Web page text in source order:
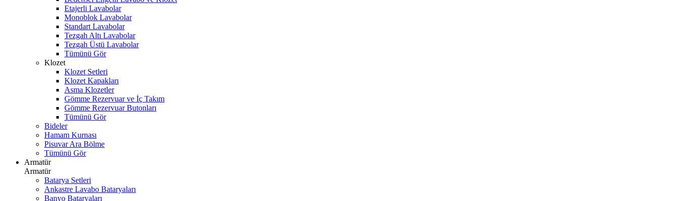
Etajerli Lavabolar
Monoblok Lavabolar
Standart Lavabolar
Tezgah Altı Lavabolar
Tezgah Üstü Lavabolar
Tümünü Gör
Klozet
Klozet Setleri
Klozet Kapakları
Asma Klozetler
Gömme Rezervuar ve İç Takım
Gömme Rezervuar Butonları
Tümünü Gör
Bideler
Hamam Kurnası
Pisuvar Ara Bölme
Tümünü Gör
Armatür
Armatür
Batarya Setleri
Ankastre Lavabo Bataryaları
Banyo Bataryaları